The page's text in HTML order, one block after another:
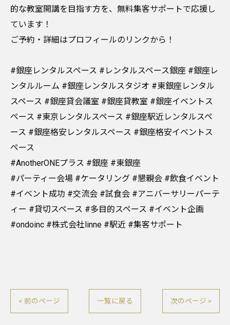
的な教室開講を目指す方を、無料集客サポートで応援し
ています！
ご予約・詳細はプロフィールのリンクから！
#銀座レンタルスペース #レンタルスペース銀座 #銀座レ
ンタルルーム #銀座レンタルスタジオ #東銀座レンタル
スペース #銀座貸会議室 #銀座貸教室 #銀座イベントス
ペース #東京レンタルスペース #銀座駅近レンタルスペ
ース #銀座格安レンタルスペース #銀座格安イベントス
ペース
#AnotherONEプラス #銀座 #東銀座
#パーティー会場 #ケータリング #懇親会 #飲食イベント
#イベント成功 #交流会 #試食会 #アニバーサリーパーテ
ィー #貸切スペース #多目的スペース #イベント企画
#ondoinc #株式会社linne #駅近 #集客サポート
< 前のページ 一覧に戻る 次のページ >